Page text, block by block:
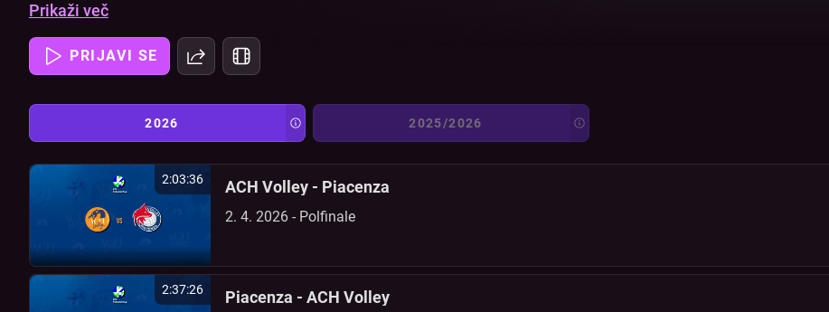
Prikaži več
PRIJAVI SE
2026 2025/2026
2:03:36 ACH Volley - Piacenza
2. 4. 2026 - Polfinale
2:37:26 Piacenza - ACH Volley